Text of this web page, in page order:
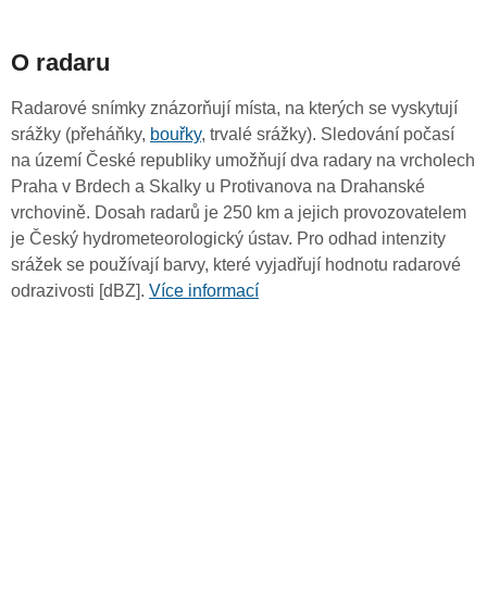
O radaru
Radarové snímky znázorňují místa, na kterých se vyskytují
srážky (přeháňky, bouřky, trvalé srážky). Sledování počasí
na území České republiky umožňují dva radary na vrcholech
Praha v Brdech a Skalky u Protivanova na Drahanské
vrchovině. Dosah radarů je 250 km a jejich provozovatelem
je Český hydrometeorologický ústav. Pro odhad intenzity
srážek se používají barvy, které vyjadřují hodnotu radarové
odrazivosti [dBZ]. Více informací